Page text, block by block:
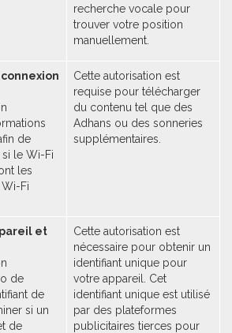
recherche vocale pour
trouver votre position
manuellement.
de
le Wi-Fi
les
Fi
Cette autorisation est
requise pour télécharger
du contenu tel que des
Adhans ou des sonneries
supplémentaires.
et
de
de
si un
de
Cette autorisation est
nécessaire pour obtenir un
identifiant unique pour
votre appareil. Cet
identifiant unique est utilisé
par des plateformes
publicitaires tierces pour